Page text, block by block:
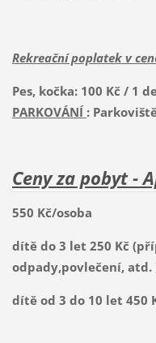
Rekreační poplatek v
Pes, kočka: 100 Kč / 1
PARKOVÁNÍ :
Ceny za pobyt -
550 Kč/osoba
dítě do 3 let 250 Kč
odpady,povlečení, atd.
dítě od 3 do 10 let 450